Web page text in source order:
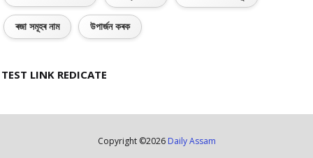
ৰজা সমূহৰ নাম উপাৰ্জন কৰক
TEST LINK REDICATE
Copyright ©2026 Daily Assam